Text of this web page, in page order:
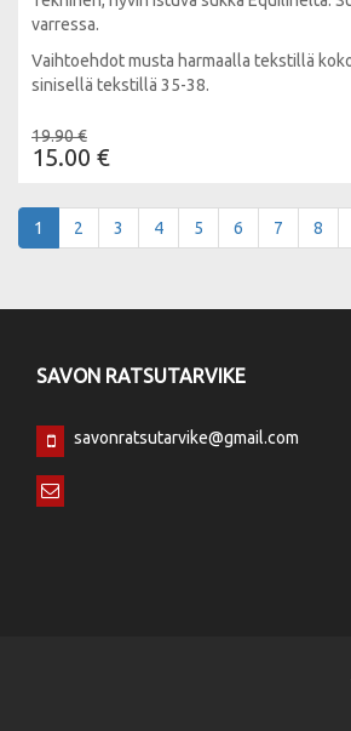
varressa.
Vaihtoehdot musta harmaalla tekstillä
sinisellä tekstillä 35-38.
19.90 €
15.00 €
1 2 3 4 5 6 7 8
SAVON RATSUTARVIKE
savonratsutarvike@gmail.com